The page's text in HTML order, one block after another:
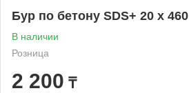
Бур по бетону SDS+ 20 х 460
В наличии
Розница
2 200 ₸